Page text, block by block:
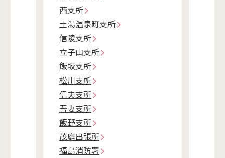
西支所
土湯温泉町支所
信陵支所
立子山支所
飯坂支所
松川支所
信夫支所
吾妻支所
飯野支所
茂庭出張所
福島消防署